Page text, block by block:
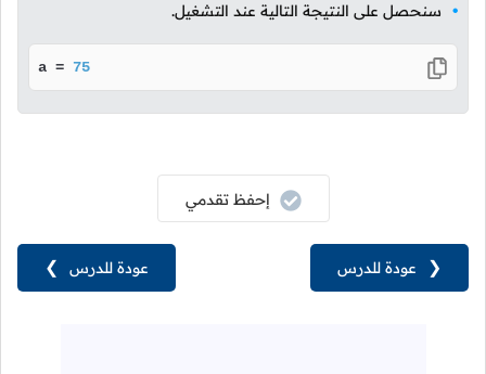
سنحصل على النتيجة التالية عند التشغيل.
a = 75
عودة للدرس ❯
إحفظ تقدمي
❮ عودة للدرس